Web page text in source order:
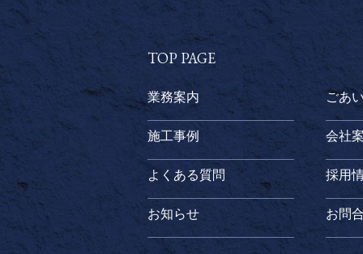
TOP PAGE
業務案内
施工事例
よくある質問
お知らせ
ごあ
会社
採用
お問